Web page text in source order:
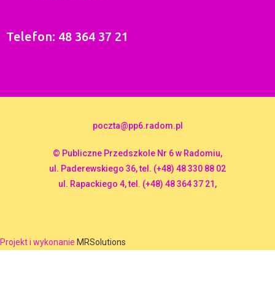
Telefon: 48 364 37 21
poczta@pp6.radom.pl
© Publiczne Przedszkole Nr 6 w Radomiu,
ul. Paderewskiego 36, tel. (+48) 48 330 88 02
ul. Rapackiego 4, tel. (+48) 48 364 37 21,
Projekt i wykonanie MRSolutions